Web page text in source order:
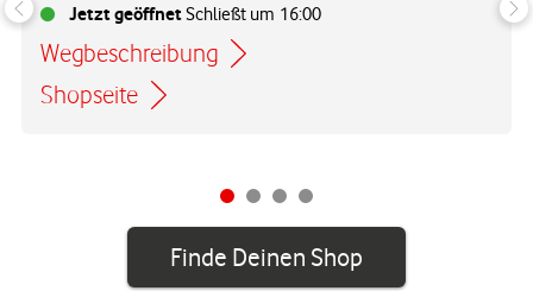
Jetzt geöffnetSchließt um 16:00
Wegbeschreibung
Link öffnet in einem neuen Tab
Shopseite
Finde Deinen Shop